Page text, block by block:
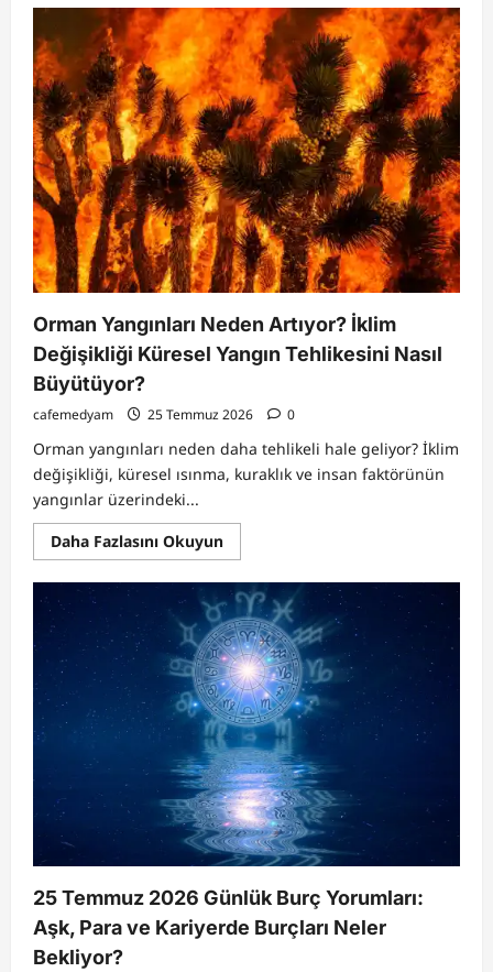
Yıllar
Önce
Vergi
Ödeyenlere
Yeni
Umut:
Bağ-
Kur
Kaydı
Olmayanlar
Bu
Detaya
Dikkat!
Orman Yangınları Neden Artıyor? İklim
Değişikliği Küresel Yangın Tehlikesini Nasıl
Büyütüyor?
cafemedyam 25 Temmuz 2026 0
Orman yangınları neden daha tehlikeli hale geliyor? İklim
değişikliği, küresel ısınma, kuraklık ve insan faktörünün
yangınlar üzerindeki...
Daha Fazlasını OkuyunRead
more
Orman
Yangınları
Neden
Artıyor?
İklim
Değişikliği
Küresel
Yangın
Tehlikesini
Nasıl
Büyütüyor?
25 Temmuz 2026 Günlük Burç Yorumları:
Aşk, Para ve Kariyerde Burçları Neler
Bekliyor?